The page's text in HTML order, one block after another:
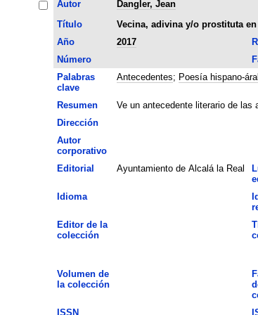
Autor
Dangler, Jean
Título
Vecina, adivina y/o prostituta
Año
2017
Número
Palabras
clave
Antecedentes; Poesía hispano-
Resumen
Ve un antecedente literario de las
Dirección
Autor
corporativo
Editorial Ayuntamiento de Alcalá la Real
Idioma
Editor de la
colección
Volumen de
la colección
ISSN